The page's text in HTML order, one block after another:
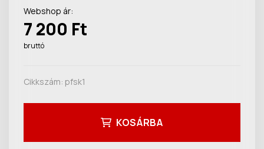
Webshop ár:
7 200 Ft
bruttó
Cikkszám: pfsk1
KOSÁRBA